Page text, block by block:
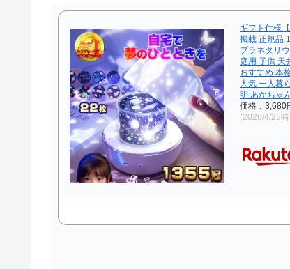
ギフト仕様
掲載 正規品
プラネタリ
庭用 子供 天
おすすめ 本
人気 一人暮
明 あかちゃ
価格：3,680
(2026/4/25